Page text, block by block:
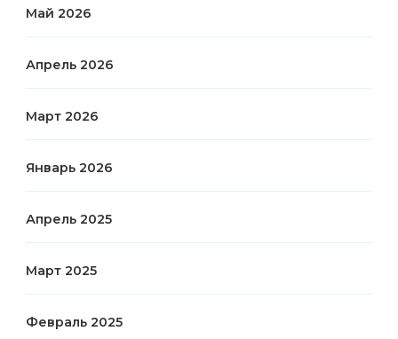
Май 2026
Апрель 2026
Март 2026
Январь 2026
Апрель 2025
Март 2025
Февраль 2025